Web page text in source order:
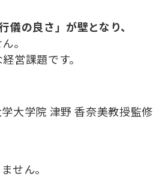
儀の良さ」が壁となり、
。
営課題です。
大学院 津野 香奈美教授監修
せん。